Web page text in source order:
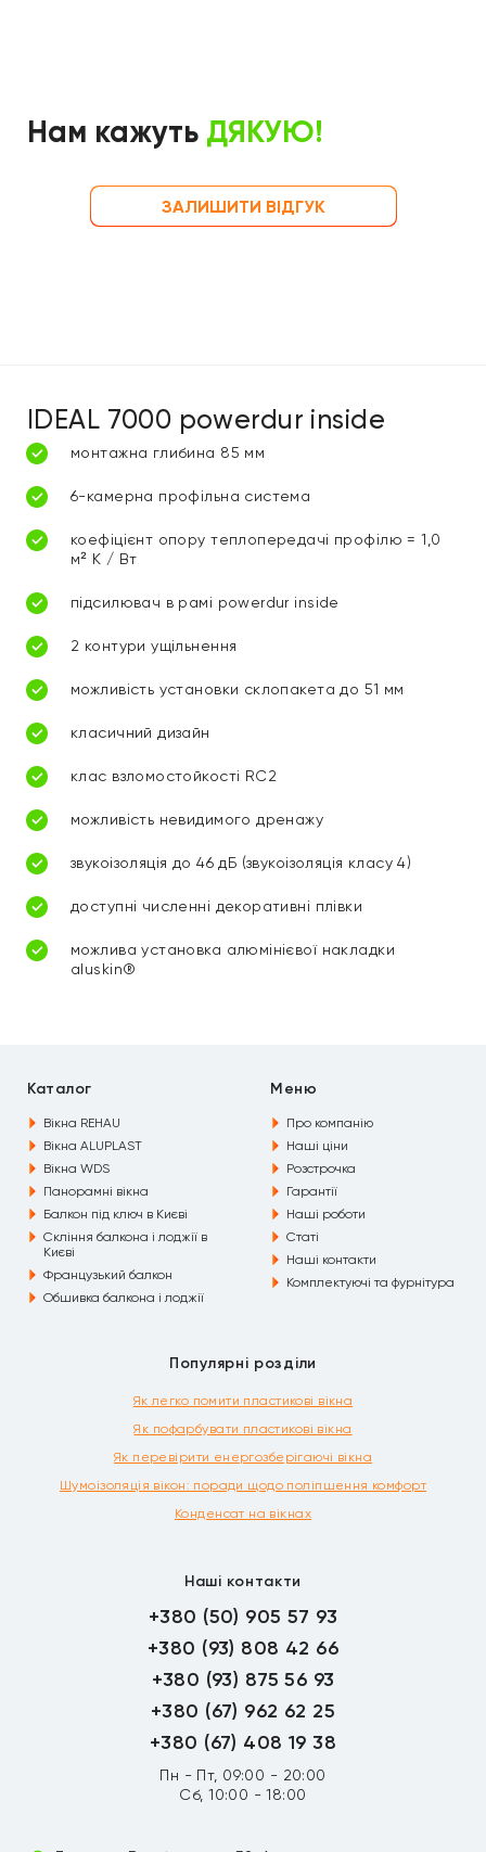
Нам кажуть ДЯКУЮ!
ЗАЛИШИТИ ВІДГУК
IDEAL 7000 powerdur inside
монтажна глибина 85 мм
6-камерна профільна система
коефіцієнт опору теплопередачі профілю = 1,0
м² К / Вт
підсилювач в рамі powerdur inside
2 контури ущільнення
можливість установки склопакета до 51 мм
класичний дизайн
клас взломостойкості RC2
можливість невидимого дренажу
звукоізоляція до 46 дБ (звукоізоляція класу 4)
доступні численні декоративні плівки
можлива установка алюмінієвої накладки
aluskin®
Каталог
Вікна REHAU
Вікна ALUPLAST
Вікна WDS
Панорамні вікна
Балкон під ключ в Києві
Скління балкона і лоджії в
Києві
Французький балкон
Обшивка балкона і лоджії
Меню
Про компанію
Наші ціни
Розстрочка
Гарантії
Наші роботи
Статі
Наші контакти
Комплектуючі та фурнітура
Популярні розділи
Як легко помити пластикові вікна
Як пофарбувати пластикові вікна
Як перевірити енергозберігаючі вікна
Шумоізоляція вікон: поради щодо поліпшення комфорт
Конденсат на вікнах
Наші контакти
Пн - Пт, 09:00 - 20:00
Сб, 10:00 - 18:00
+380 (50) 905 57 93
+380 (93) 808 42 66
+380 (93) 875 56 93
+380 (67) 962 62 25
+380 (67) 408 19 38